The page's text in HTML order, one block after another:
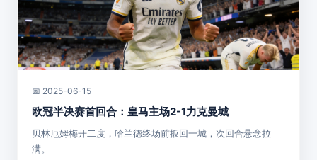
📅 2025-06-15
欧冠半决赛首回合：皇马主场2-1力克曼城
贝林厄姆梅开二度，哈兰德终场前扳回一城，次回合悬念拉
满。